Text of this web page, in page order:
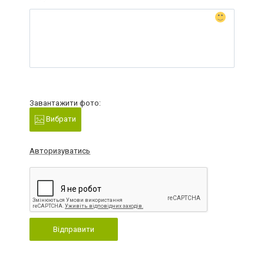
Завантажити фото:
Вибрати
Авторизуватись
Відправити